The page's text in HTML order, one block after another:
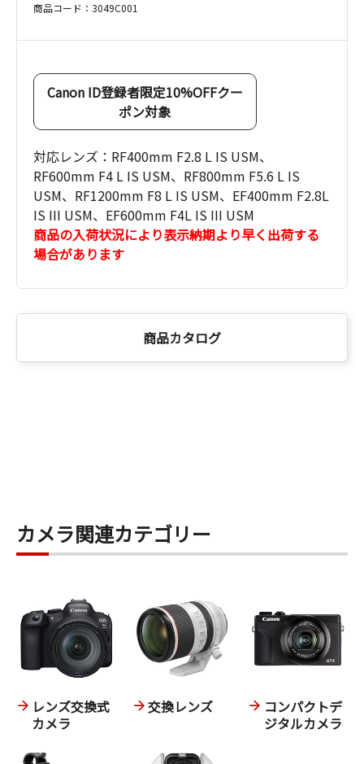
商品コード：3049C001
Canon ID登録者限定10%OFFクー
ポン対象
対応レンズ：RF400mm F2.8 L IS USM、
RF600mm F4 L IS USM、RF800mm F5.6 L IS
USM、RF1200mm F8 L IS USM、EF400mm F2.8L
IS III USM、EF600mm F4L IS III USM
商品の入荷状況により表示納期より早く出荷する
場合があります
商品カタログ
カメラ関連カテゴリー
レンズ交換式
カメラ
交換レンズ
コンパクトデ
ジタルカメラ